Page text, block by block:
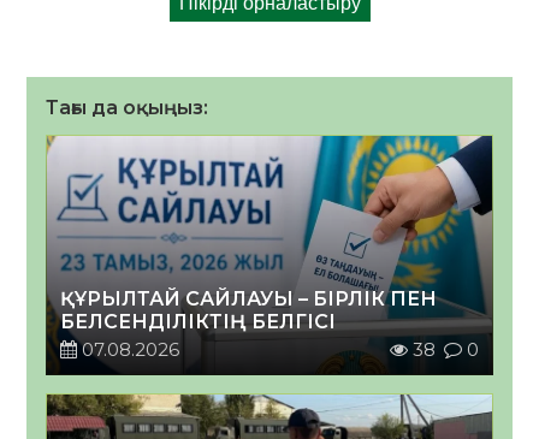
Тағы да оқыңыз:
ҚҰРЫЛТАЙ САЙЛАУЫ – БІРЛІК ПЕН
БЕЛСЕНДІЛІКТІҢ БЕЛГІСІ
07.08.2026
38 0